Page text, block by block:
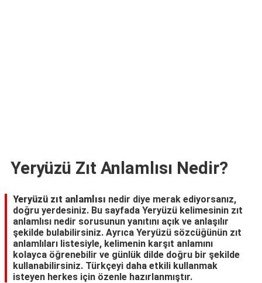
Yeryüzü Zıt Anlamlısı Nedir?
Yeryüzü zıt anlamlısı nedir diye merak ediyorsanız,
doğru yerdesiniz. Bu sayfada Yeryüzü kelimesinin zıt
anlamlısı nedir sorusunun yanıtını açık ve anlaşılır
şekilde bulabilirsiniz. Ayrıca Yeryüzü sözcüğünün zıt
anlamlıları listesiyle, kelimenin karşıt anlamını
kolayca öğrenebilir ve günlük dilde doğru bir şekilde
kullanabilirsiniz. Türkçeyi daha etkili kullanmak
isteyen herkes için özenle hazırlanmıştır.